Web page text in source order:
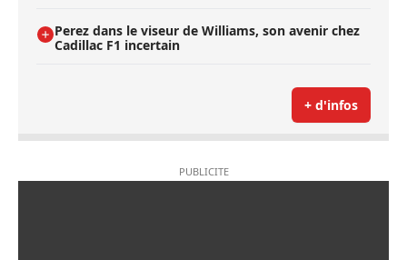
Perez dans le viseur de Williams, son avenir chez
Cadillac F1 incertain
+ d'infos